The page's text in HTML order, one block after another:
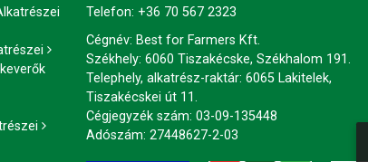
Telefon: +36 70 567 2323
Cégnév: Best for Farmers Kft.
Székhely: 6060 Tiszakécske, Székhalom 191.
Telephely, alkatrész-raktár: 6065 Lakitelek,
Tiszakécskei út 11.
Cégjegyzék szám: 03-09-135448
Adószám: 27448627-2-03